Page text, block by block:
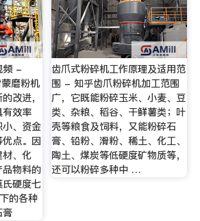
频 -
磨粉机
改进，
有效率
、资金
点。因
材、化
物料的
硬度七
的各种
膏
齿爪式粉碎机工作原理及适用范
围 - 知乎齿爪粉碎机加工范围
广，它既能粉碎玉米、小麦、豆
类、杂粮、稻谷、干鲜薯类；叶
壳等粮食及饲料，又能粉碎石
膏、铅粉、滑粉、稀土、化工、
陶土、煤炭等低硬度矿物质等，
还可以粉碎多种中 …